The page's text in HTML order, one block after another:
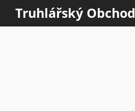
Truhlářský Obchod